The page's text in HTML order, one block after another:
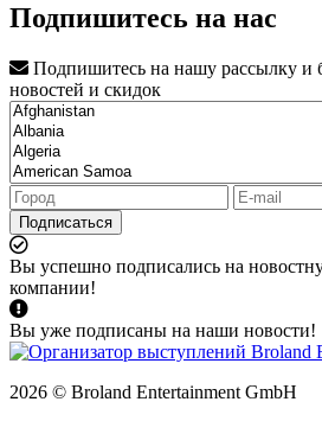
Подпишитесь на нас
Подпишитесь на нашу рассылку и
новостей и скидок
Подписаться
Вы успешно подписались на
компании!
Вы уже подписаны на наши новости!
2026 © Broland Entertainment GmbH